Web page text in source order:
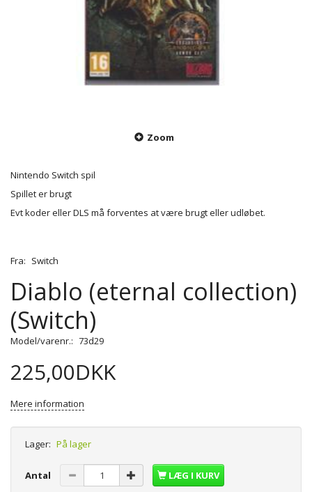
Zoom
Nintendo Switch spil
Spillet er brugt
Evt koder eller DLS må forventes at være brugt eller udløbet.
Fra: Switch
Diablo (eternal collection)
(Switch)
Model/varenr.: 73d29
225,00DKK
Mere information
Lager: På lager
Antal LÆG I KURV